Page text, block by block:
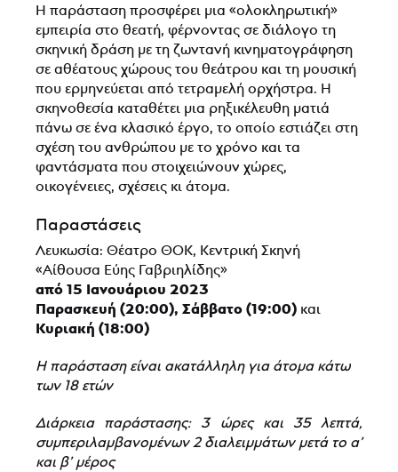
Η παράσταση προσφέρει μια «ολοκληρωτική»
εμπειρία στο θεατή, φέρνοντας σε διάλογο τη
σκηνική δράση με τη ζωντανή κινηματογράφηση
σε αθέατους χώρους του θεάτρου και τη μουσική
που ερμηνεύεται από τετραμελή ορχήστρα. Η
σκηνοθεσία καταθέτει μια ρηξικέλευθη ματιά
πάνω σε ένα κλασικό έργο, το οποίο εστιάζει στη
σχέση του ανθρώπου με το χρόνο και τα
φαντάσματα που στοιχειώνουν χώρες,
οικογένειες, σχέσεις κι άτομα.
Παραστάσεις
Λευκωσία: Θέατρο ΘΟΚ, Κεντρική Σκηνή
«Αίθουσα Εύης Γαβριηλίδης»
από 15 Ιανουάριου 2023
Παρασκευή (20:00), Σάββατο (19:00) και
Κυριακή (18:00)
Η παράσταση είναι ακατάλληλη για άτομα κάτω
των 18 ετών
Διάρκεια παράστασης: 3 ώρες και 35 λεπτά,
συμπεριλαμβανομένων 2 διαλειμμάτων μετά το α’
και β’ μέρος